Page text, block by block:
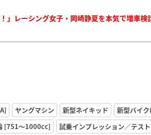
」レーシング女子・岡崎静夏を本気で増車
ヤングマシン 新型ネイキッド
新型バイ
[751〜1000cc] 試乗インプレッション／テスト